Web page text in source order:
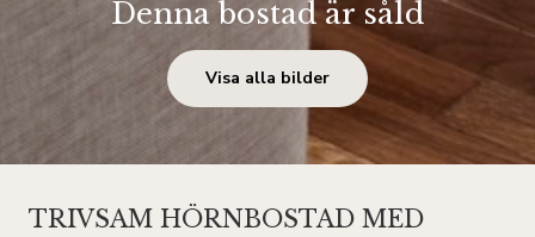
Denna bostad är såld
Visa alla bilder
TRIVSAM HÖRNBOSTAD MED